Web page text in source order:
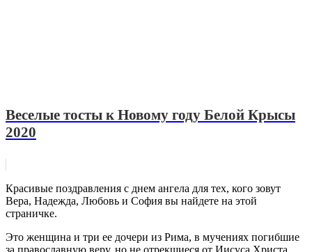
Веселые тосты к Новому году Белой Крысы
2020
Красивые поздравления с днем ангела для тех, кого зовут
Вера, Надежда, Любовь и София вы найдете на этой
страничке.
Это женщина и три ее дочери из Рима, в мучениях погибшие
за православную веру, но не отрекшиеся от Иисуса Христа.